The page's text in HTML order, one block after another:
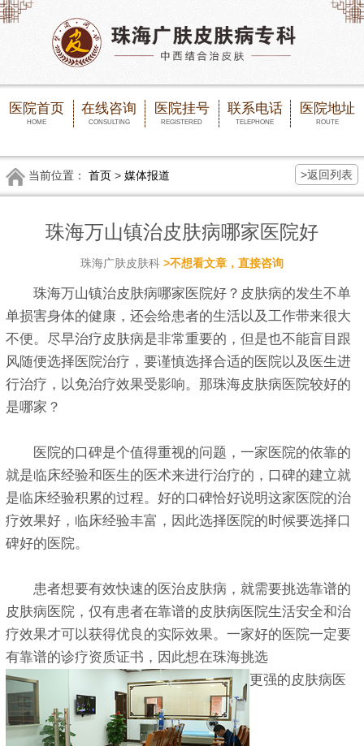
医院首页
HOME
在线咨询
CONSULTING
医院挂号
REGISTERED
联系电话
TELEPHONE
医院地址
ROUTE
当前位置： 首页> 媒体报道 >返回列表
珠海万山镇治皮肤病哪家医院好
珠海广肤皮肤科 >不想看文章，直接咨询
珠海万山镇治皮肤病哪家医院好？皮肤病的发生不单
单损害身体的健康，还会给患者的生活以及工作带来很大
不便。尽早治疗皮肤病是非常重要的，但是也不能盲目跟
风随便选择医院治疗，要谨慎选择合适的医院以及医生进
行治疗，以免治疗效果受影响。那珠海皮肤病医院较好的
是哪家？
医院的口碑是个值得重视的问题，一家医院的依靠的
就是临床经验和医生的医术来进行治疗的，口碑的建立就
是临床经验积累的过程。好的口碑恰好说明这家医院的治
疗效果好，临床经验丰富，因此选择医院的时候要选择口
碑好的医院。
患者想要有效快速的医治皮肤病，就需要挑选靠谱的
皮肤病医院，仅有患者在靠谱的皮肤病医院生活安全和治
疗效果才可以获得优良的实际效果。一家好的医院一定要
有靠谱的诊疗资质证书，因此想在珠海挑选
更强的皮肤病医